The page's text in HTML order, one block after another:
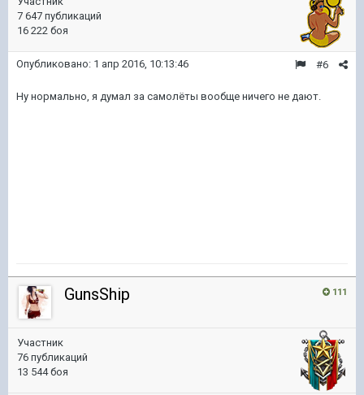
7 647 публикаций
16 222 боя
#6
Опубликовано: 1 апр 2016, 10:13:46
Ну нормально, я думал за самолёты вообще ничего не дают.
111
GunsShip
Участник
76 публикаций
13 544 боя